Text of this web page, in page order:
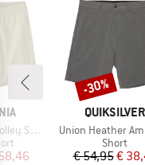
16''
prijs
MERK
QUIKSILVER
Artikel
Union Heather
Short
Prijs
€ 54,95€
Korting
-30%